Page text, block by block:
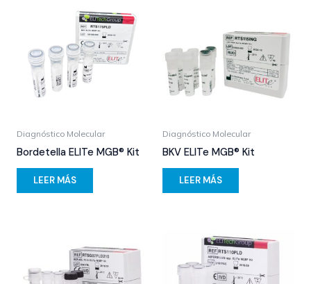
Diagnóstico Molecular
Bordetella ELITe MGB® Kit
LEER MÁS
Diagnóstico Molecular
BKV ELITe MGB® Kit
LEER MÁS